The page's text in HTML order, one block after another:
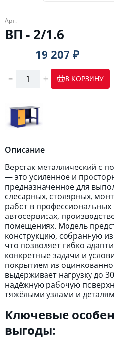
Арт.
ВП - 2/1.6
19 207 ₽
В КОРЗИНУ
Описание
Верстак металлический с
— это усиленное и
предназначенное для
слесарных, столярных,
работ в профессиональных
автосервисах,
помещениях. Модель
конструкцию, собранную
что позволяет гибко
конкретные задачи и
покрытием из
выдерживает нагрузку до
надёжную рабочую
тяжёлыми узлами и
Ключевые
выгоды: